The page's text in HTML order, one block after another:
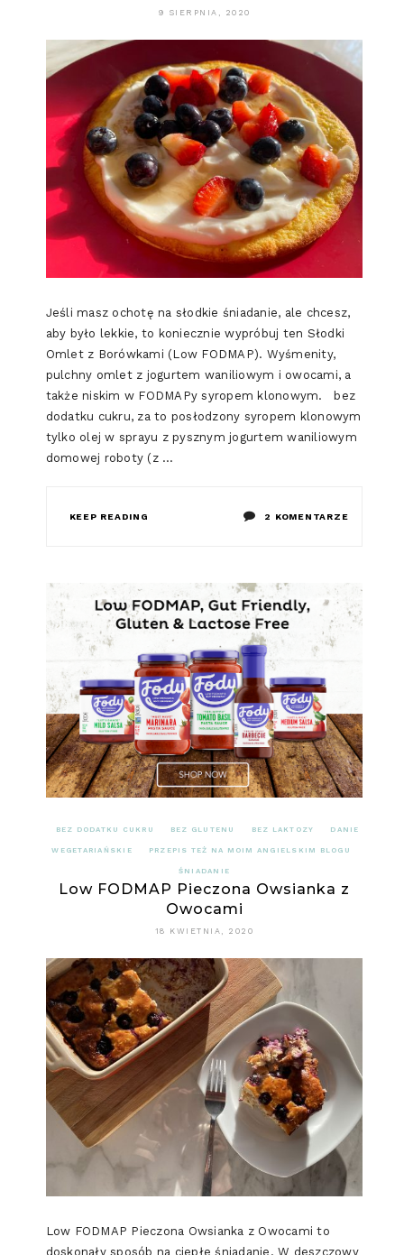
9 SIERPNIA, 2020
Jeśli masz ochotę na słodkie śniadanie, ale chcesz,
aby było lekkie, to koniecznie wypróbuj ten Słodki
Omlet z Borówkami (Low FODMAP). Wyśmenity,
pulchny omlet z jogurtem waniliowym i owocami, a
także niskim w FODMAPy syropem klonowym. bez
dodatku cukru, za to posłodzony syropem klonowym
tylko olej w sprayu z pysznym jogurtem waniliowym
domowej roboty (z …
KEEP READING 2 KOMENTARZEDO
Z
BEZ DODATKU CUKRU BEZ GLUTENU BEZ LAKTOZY DANIE
WEGETARIAŃSKIE PRZEPIS TEŻ NA MOIM ANGIELSKIM BLOGU
ŚNIADANIE
Low FODMAP Pieczona Owsianka z
Owocami
18 KWIETNIA, 2020
Low FODMAP Pieczona Owsianka z Owocami to
doskonały sposób na ciepłe śniadanie. W deszczowy